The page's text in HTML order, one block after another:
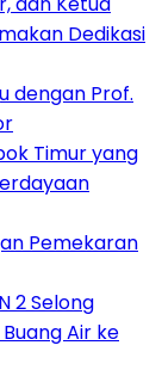
Dedikasi
dengan Prof.
Timur yang
Pemekaran
2 Selong
Air ke